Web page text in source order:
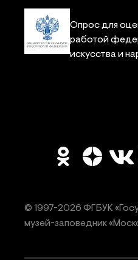
Опрос для
работой
искусства и
© 1997-2026 ФГБУК
музей-заповедник